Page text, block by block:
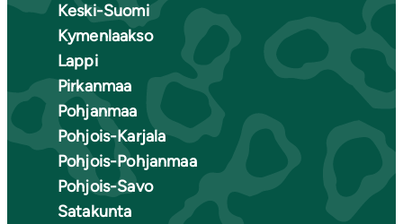
Keski-Suomi
Kymenlaakso
Lappi
Pirkanmaa
Pohjanmaa
Pohjois-Karjala
Pohjois-Pohjanmaa
Pohjois-Savo
Satakunta